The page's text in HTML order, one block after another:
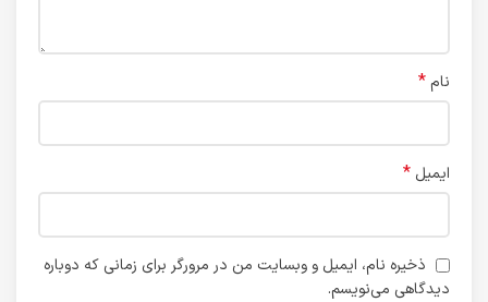
نام *
ایمیل *
ذخیره نام، ایمیل و وبسایت من در مرورگر برای زمانی که دوباره
دیدگاهی می‌نویسم.